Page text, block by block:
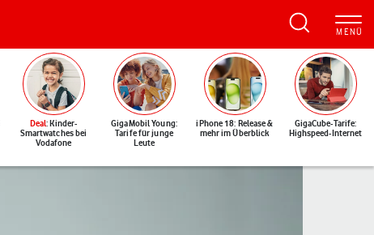
Deal: Kinder-
Smartwatches bei
Vodafone
GigaMobil Young:
Tarife für junge
Leute
iPhone 18: Release &
mehr im Überblick
GigaCube-Tarife:
Highspeed-Internet